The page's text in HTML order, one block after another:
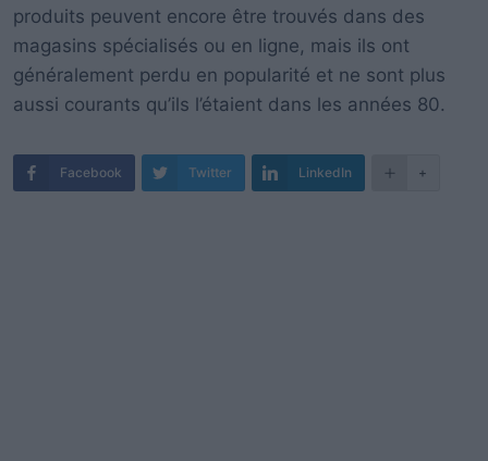
produits peuvent encore être trouvés dans des
magasins spécialisés ou en ligne, mais ils ont
généralement perdu en popularité et ne sont plus
aussi courants qu’ils l’étaient dans les années 80.
Facebook Twitter LinkedIn +